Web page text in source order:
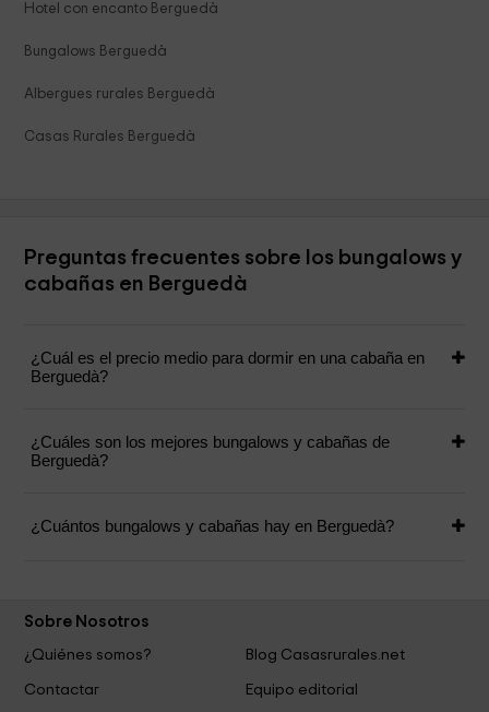
Hotel con encanto Berguedà
Bungalows Berguedà
Albergues rurales Berguedà
Casas Rurales Berguedà
Preguntas frecuentes sobre los bungalows y
cabañas en Berguedà
¿Cuál es el precio medio para dormir en una cabaña en
Berguedà?
¿Cuáles son los mejores bungalows y cabañas de
Berguedà?
¿Cuántos bungalows y cabañas hay en Berguedà?
Sobre Nosotros
¿Quiénes somos?
Blog Casasrurales.net
Contactar
Equipo editorial